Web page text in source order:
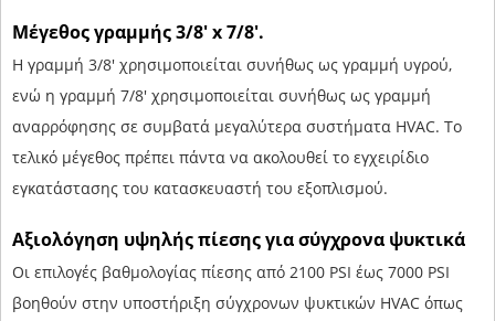
Μέγεθος γραμμής 3/8' x 7/8'.
Η γραμμή 3/8' χρησιμοποιείται συνήθως ως γραμμή υγρού,
ενώ η γραμμή 7/8' χρησιμοποιείται συνήθως ως γραμμή
αναρρόφησης σε συμβατά μεγαλύτερα συστήματα HVAC. Το
τελικό μέγεθος πρέπει πάντα να ακολουθεί το εγχειρίδιο
εγκατάστασης του κατασκευαστή του εξοπλισμού.
Αξιολόγηση υψηλής πίεσης για σύγχρονα ψυκτικά
Οι επιλογές βαθμολογίας πίεσης από 2100 PSI έως 7000 PSI
βοηθούν στην υποστήριξη σύγχρονων ψυκτικών HVAC όπως